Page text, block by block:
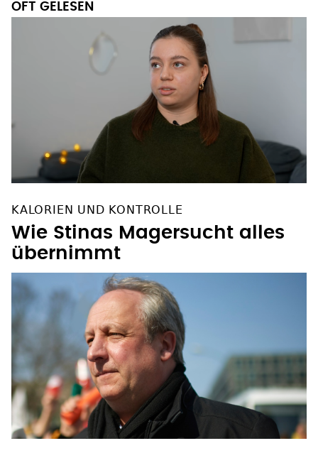
OFT GELESEN
KALORIEN UND KONTROLLE
Wie Stinas Magersucht alles
übernimmt